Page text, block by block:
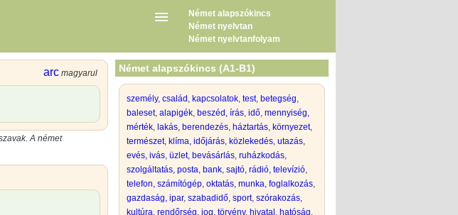
Német alapszókincs
Német nyelvtan
Német nyelvtanfolyam
arc magyarul
A német
Német alapszókincs (A1-B1)
személy, család , kapcsolatok, test, betegség,
baleset, alapigék, beszéd, írás, idő, mennyiség,
mérték, lakás, berendezés, háztartás, környezet,
természet, klíma, időjárás, közlekedés, utazás,
evés, ivás, üzlet, bevásárlás, ruházkodás,
szolgáltatás, posta, bank, sajtó, rádió, televízió,
telefon, számítógép, oktatás, munka, foglalkozás,
gazdaság, ipar, szabadidő, sport, szórakozás,
kultúra, rendőrség, jog, törvény, hivatal, hatóság,